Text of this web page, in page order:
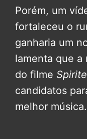
Porém, um
fortaleceu o
ganharia um
lamenta que a
do filme
candidatos
melhor música.